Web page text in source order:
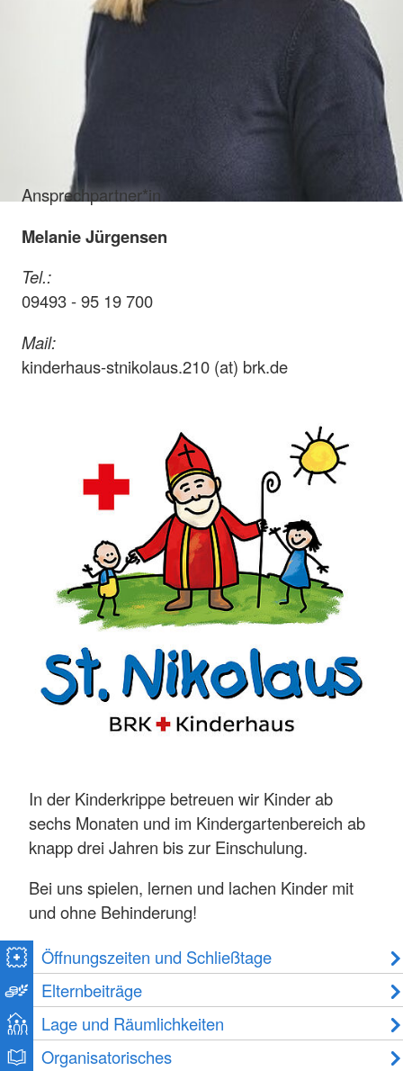
Ansprechpartner*in
Melanie Jürgensen
Tel.:
09493 - 95 19 700
Mail:
kinderhaus-stnikolaus.210 (at) brk.de
In der Kinderkrippe betreuen wir Kinder ab
sechs Monaten und im Kindergartenbereich ab
knapp drei Jahren bis zur Einschulung.
Bei uns spielen, lernen und lachen Kinder mit
und ohne Behinderung!
Öffnungszeiten und Schließtage
Elternbeiträge
Lage und Räumlichkeiten
Organisatorisches